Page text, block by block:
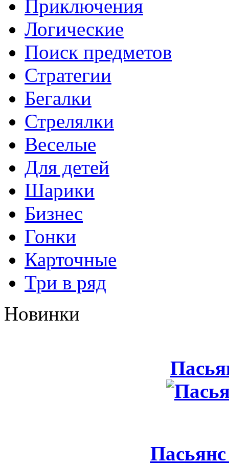
Приключения
Логические
Поиск предметов
Стратегии
Бегалки
Стрелялки
Веселые
Для детей
Шарики
Бизнес
Гонки
Карточные
Три в ряд
Новинки